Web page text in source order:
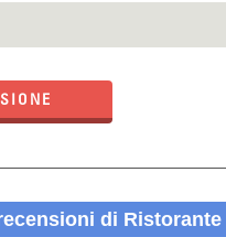
di Ristorante